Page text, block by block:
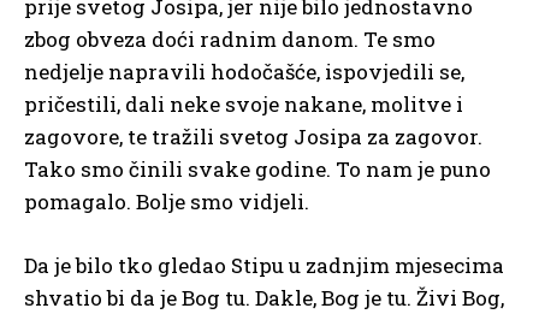
prije svetog Josipa, jer nije bilo jednostavno
zbog obveza doći radnim danom. Te smo
nedjelje napravili hodočašće, ispovjedili se,
pričestili, dali neke svoje nakane, molitve i
zagovore, te tražili svetog Josipa za zagovor.
Tako smo činili svake godine. To nam je puno
pomagalo. Bolje smo vidjeli.
Da je bilo tko gledao Stipu u zadnjim mjesecima
shvatio bi da je Bog tu. Dakle, Bog je tu. Živi Bog,